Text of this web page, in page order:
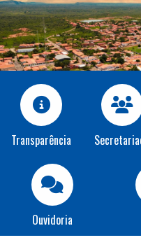
Transparência
Ouvidoria